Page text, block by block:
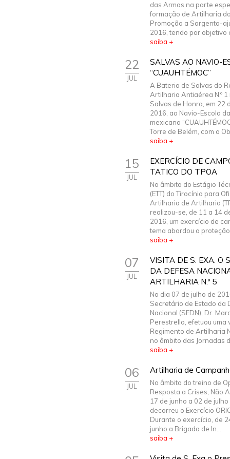
das Armas na parte
formação de Artilharia do
Promoção a Sargento-
2016, tendo por objetivo
saiba +
22
JUL
SALVAS AO NAVIO-
“CUAUHTÉMOC”
A Bateria de Salvas do
Artilharia Antiaérea N.º
Salvas de Honra, em 22
2016, ao Navio-Escola
mexicana
Torre de Belém, com o
saiba +
15
JUL
EXERCÍCIO DE
TATICO DO TPOA
No âmbito do Estágio
(ETT) do Tirocínio para
Artilharia de Artilharia
realizou-se, de 11 a 14
2016, um exercício de
tema abordou a
saiba +
07
JUL
VISITA DE S. EXA. O
DA DEFESA
ARTILHARIA N.º 5
No dia 07 de julho de
Secretário de Estado da
Nacional (SEDN), Dr.
Perestrello, efetuou uma
Regimento de Artilharia
no âmbito das Jornadas
saiba +
06
JUL
Artilharia de
No âmbito do treino de
Resposta a Crises, Não
17 de junho a 02 de
decorreu o Exercício
Durante o exercício, de
junho a Brigada de In...
saiba +